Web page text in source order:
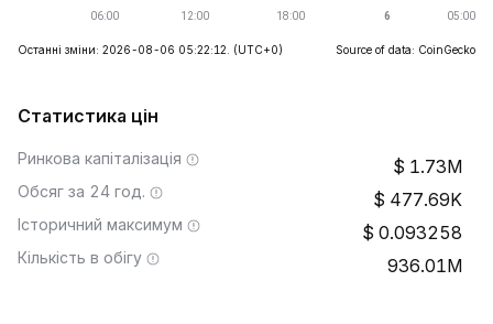
Останні зміни: 2026-08-06 05:22:12. (UTC+0) Source of data: CoinGecko
Статистика цін
Ринкова капіталізація 1.73M
Обсяг за 24 год. 477.69K
Історичний максимум 0.093258
Кількість в обігу 936.01M